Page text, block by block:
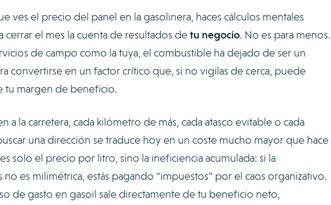
ves el precio del panel en la gasolinera, haces cálculos mentales
cerrar el mes la cuenta de resultados detu negocio. No es para menos.
de campo como la tuya, el combustible ha dejado de ser un
convertirse en un factor crítico que, si no vigilas de cerca, puede
tu margen de beneficio.
a la carretera, cada kilómetro de más, cada atasco evitable o cada
una dirección se traduce hoy en un coste mucho mayor que hace
solo el precio por litro, sino la ineficiencia acumulada: si la
no es milimétrica, estás pagando “impuestos” por el caos organizativo.
de gasto en gasoil sale directamente de tu beneficio neto,